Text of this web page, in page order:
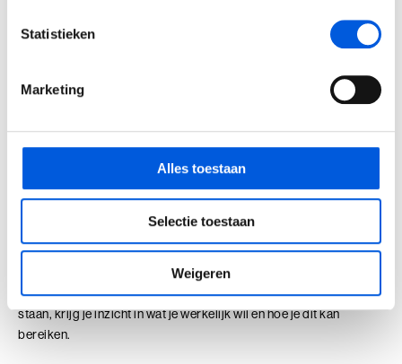
Statistieken
Marketing
Alles toestaan
Selectie toestaan
Weigeren
intuïtie, kun je beslissingen nemen die niet alleen rationeel
kloppen, maar die ook diepgaand voldoening geven en aansluiten
Richting kiezen
De zoektocht naar wat je echt wil, vraagt om meer dan enkel
rationeel denken. Persoonlijke ontwikkeling is een doorlopend
proces van zelfreflectie en groei. Iedere fase in je leven en carrière
waarden. Of je nu zoekt naar meer balans in je leven, een duidelijk
richting in je carrière, zoekt naar hoe jij meer maatschappelijke
impact kan maken of iets kan doen waar je gelukkig van wordt.
Door ook op je gevoel te vertrouwen en bewust hierbij stil te
staan, krijg je inzicht in wat je werkelijk wil en hoe je dit kan
bereiken.